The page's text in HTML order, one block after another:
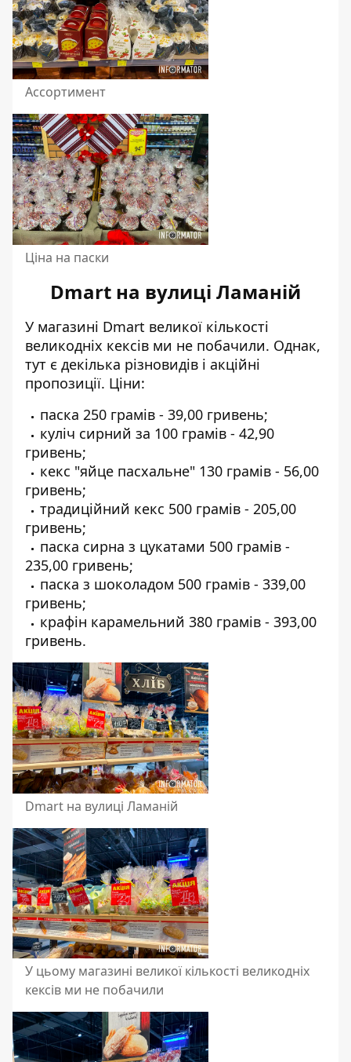
Ассортимент
Ціна на паски
Dmart на вулиці Ламаній
У магазині Dmart великої кількості
великодніх кексів ми не побачили. Однак,
тут є декілька різновидів і акційні
пропозиції. Ціни:
паска 250 грамів - 39,00 гривень;
куліч сирний за 100 грамів - 42,90
гривень;
кекс "яйце пасхальне" 130 грамів - 56,00
гривень;
традиційний кекс 500 грамів - 205,00
гривень;
паска сирна з цукатами 500 грамів -
235,00 гривень;
паска з шоколадом 500 грамів - 339,00
гривень;
крафін карамельний 380 грамів - 393,00
гривень.
Dmart на вулиці Ламаній
У цьому магазині великої кількості великодніх
кексів ми не побачили